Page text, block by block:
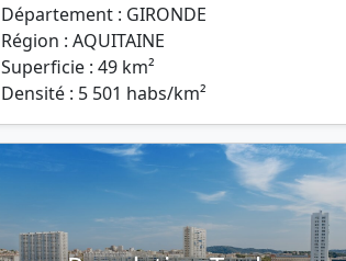
Département : GIRONDE
Région : AQUITAINE
Superficie : 49 km²
Densité : 5 501 habs/km²